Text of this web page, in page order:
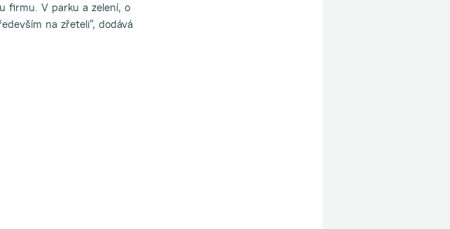
firmu. V parku a zelení, o
na zřeteli“, dodává